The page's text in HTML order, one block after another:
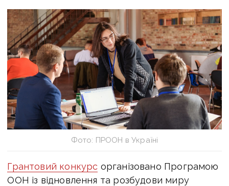
Фото: ПРООН в Україні
Грантовий конкурс організовано Програмою
ООН із відновлення та розбудови миру